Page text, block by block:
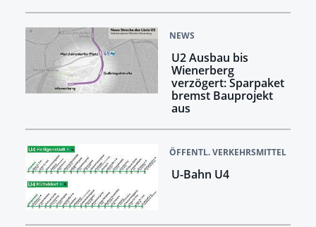
NEWS
U2 Ausbau bis
Wienerberg
verzögert: Sparpaket
bremst Bauprojekt
aus
ÖFFENTL. VERKEHRSMITTEL
U-Bahn U4